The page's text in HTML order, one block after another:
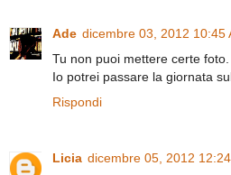
Ade dicembre 03, 2012 10:45
Tu non puoi mettere certe foto.
Io potrei passare la giornata
Rispondi
Licia dicembre 05, 2012